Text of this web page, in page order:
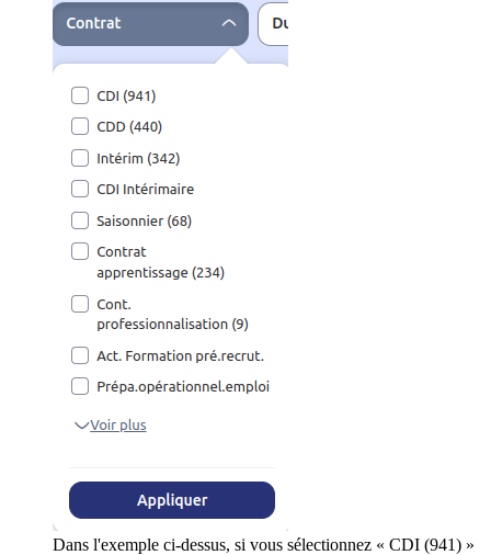
Dans l'exemple ci-dessus, si vous sélectionnez « CDI (941) »